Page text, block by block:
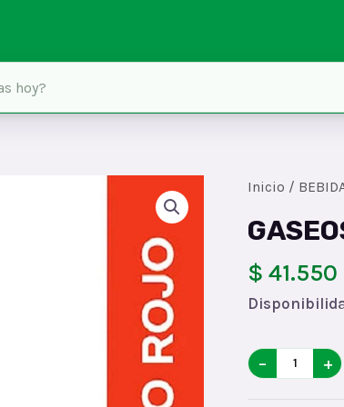
Inicio /
$ 41.550
GASEOSA
PREMIOx1.5x12
− +